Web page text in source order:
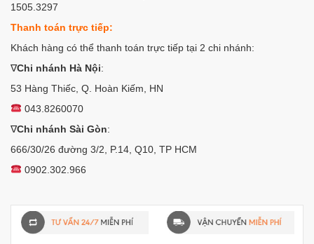
1505.3297
Thanh toán trực tiếp:
Khách hàng có thể thanh toán trực tiếp tại 2 chi nhánh:
∇Chi nhánh Hà Nội:
53 Hàng Thiếc, Q. Hoàn Kiếm, HN
043.8260070
∇Chi nhánh Sài Gòn:
666/30/26 đường 3/2, P.14, Q10, TP HCM
0902.302.966